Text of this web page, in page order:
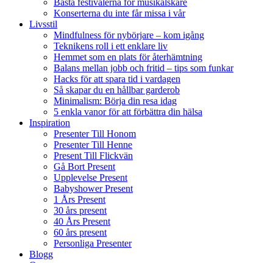
Bästa festivalerna för musikälskare
Konserterna du inte får missa i vår
Livsstil
Mindfulness för nybörjare – kom igång
Teknikens roll i ett enklare liv
Hemmet som en plats för återhämtning
Balans mellan jobb och fritid – tips som funkar
Hacks för att spara tid i vardagen
Så skapar du en hållbar garderob
Minimalism: Börja din resa idag
5 enkla vanor för att förbättra din hälsa
Inspiration
Presenter Till Honom
Presenter Till Henne
Present Till Flickvän
Gå Bort Present
Upplevelse Present
Babyshower Present
1 Års Present
30 års present
40 Års Present
60 års present
Personliga Presenter
Blogg